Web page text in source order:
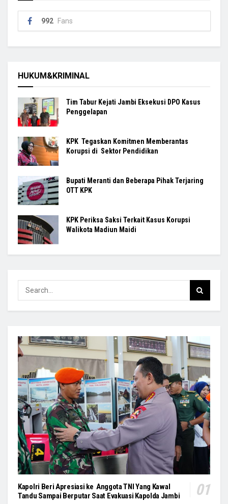
992 Fans
HUKUM&KRIMINAL
Tim Tabur Kejati Jambi Eksekusi DPO Kasus
Penggelapan
KPK Tegaskan Komitmen Memberantas
Korupsi di Sektor Pendidikan
Bupati Meranti dan Beberapa Pihak Terjaring
OTT KPK
KPK Periksa Saksi Terkait Kasus Korupsi
Walikota Madiun Maidi
Kapolri Beri Apresiasi ke Anggota TNI Yang Kawal
Tandu Sampai Berputar Saat Evakuasi Kapolda Jambi